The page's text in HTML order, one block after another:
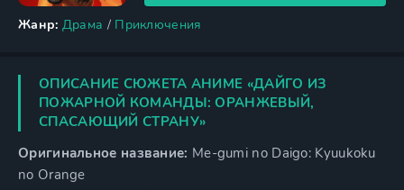
Жанр: Драма / Приключения
ОПИСАНИЕ СЮЖЕТА АНИМЕ «ДАЙГО ИЗ
ПОЖАРНОЙ КОМАНДЫ: ОРАНЖЕВЫЙ,
СПАСАЮЩИЙ СТРАНУ»
Оригинальное название: Me-gumi no Daigo: Kyuukoku
no Orange